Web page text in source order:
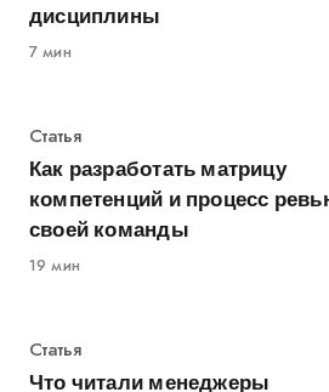
дисциплины
7 мин
Категория
Статья
Как разработать матрицу
компетенций и процесс
своей команды
19 мин
Категория
Статья
Что читали менеджеры